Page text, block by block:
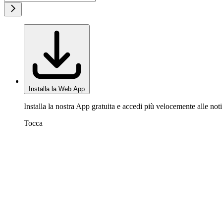
Installa la Web App
Installa la nostra App gratuita e accedi più velocemente alle
Tocca